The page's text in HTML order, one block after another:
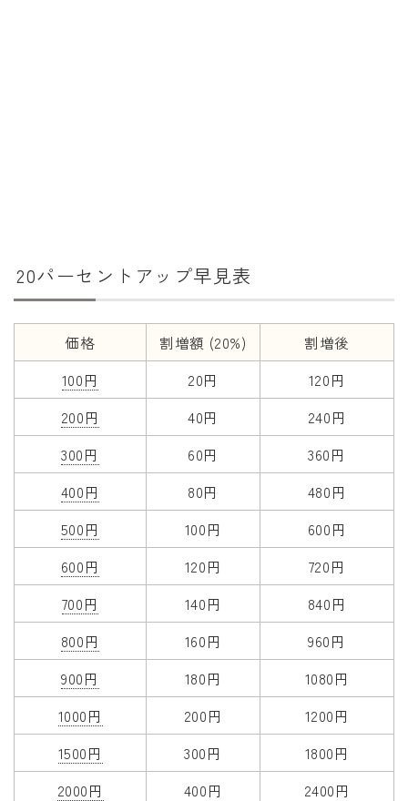
干支から年齢計算
七五三・十三参り計算
厄年計算
学びの資料
学年早見表
漢字の配当学年検索
20パーセントアップ早見表
価格 割増額 (20%)
割増後
100円
20円
120円
200円
40円
240円
300円
60円
360円
400円
80円
480円
500円
100円
600円
600円
120円
720円
700円
140円
840円
800円
160円
960円
900円
180円
1080円
1000円
200円
1200円
1500円
300円
1800円
2000円
400円
2400円